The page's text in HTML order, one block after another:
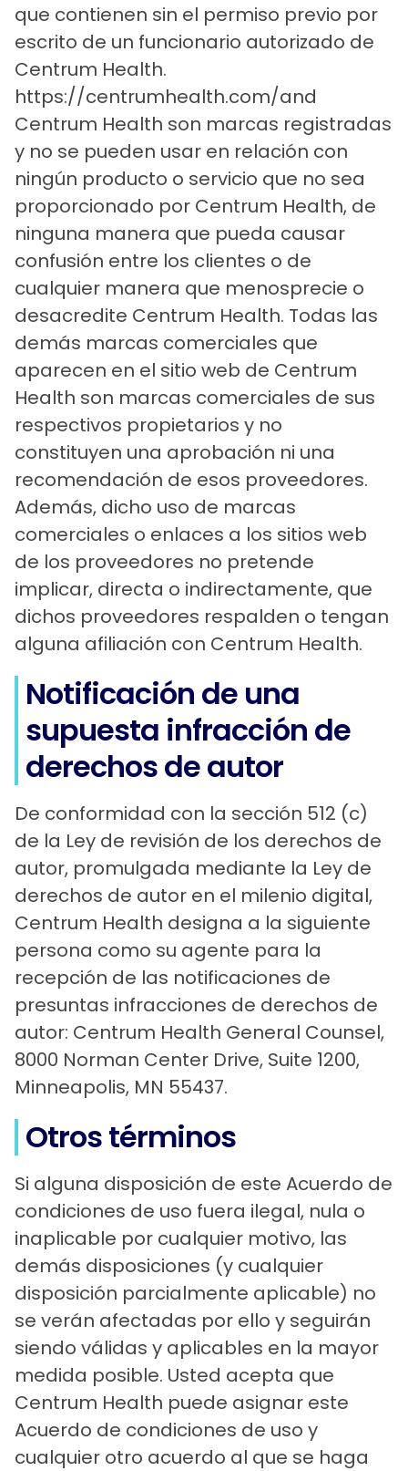
que contienen sin el permiso previo por
escrito de un funcionario autorizado de
Centrum Health.
https://centrumhealth.com/and
Centrum Health son marcas registradas
y no se pueden usar en relación con
ningún producto o servicio que no sea
proporcionado por Centrum Health, de
ninguna manera que pueda causar
confusión entre los clientes o de
cualquier manera que menosprecie o
desacredite Centrum Health. Todas las
demás marcas comerciales que
aparecen en el sitio web de Centrum
Health son marcas comerciales de sus
respectivos propietarios y no
constituyen una aprobación ni una
recomendación de esos proveedores.
Además, dicho uso de marcas
comerciales o enlaces a los sitios web
de los proveedores no pretende
implicar, directa o indirectamente, que
dichos proveedores respalden o tengan
alguna afiliación con Centrum Health.
Notificación de una
supuesta infracción de
derechos de autor
De conformidad con la sección 512 (c)
de la Ley de revisión de los derechos de
autor, promulgada mediante la Ley de
derechos de autor en el milenio digital,
Centrum Health designa a la siguiente
persona como su agente para la
recepción de las notificaciones de
presuntas infracciones de derechos de
autor: Centrum Health General Counsel,
8000 Norman Center Drive, Suite 1200,
Minneapolis, MN 55437.
Otros términos
Si alguna disposición de este Acuerdo de
condiciones de uso fuera ilegal, nula o
inaplicable por cualquier motivo, las
demás disposiciones (y cualquier
disposición parcialmente aplicable) no
se verán afectadas por ello y seguirán
siendo válidas y aplicables en la mayor
medida posible. Usted acepta que
Centrum Health puede asignar este
Acuerdo de condiciones de uso y
cualquier otro acuerdo al que se haga